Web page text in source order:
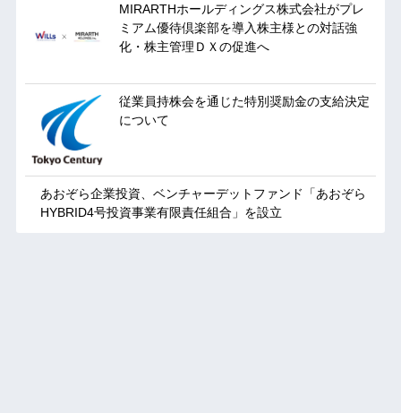
MIRARTHホールディングス株式会社がプレ
ミアム優待倶楽部を導入株主様との対話強
化・株主管理ＤＸの促進へ
従業員持株会を通じた特別奨励金の支給決定
について
あおぞら企業投資、ベンチャーデットファンド「あおぞら
HYBRID4号投資事業有限責任組合」を設立